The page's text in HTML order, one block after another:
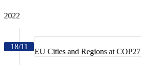
2022
18/11
EU Cities and Regions at COP27